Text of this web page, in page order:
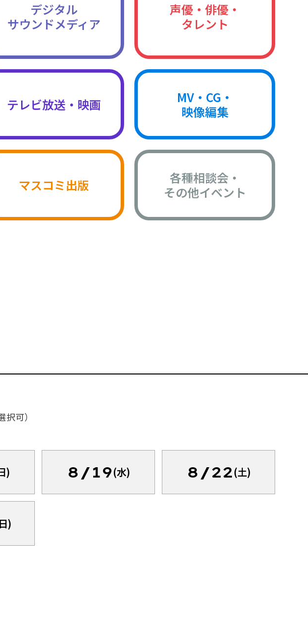
デジタル
サウンドメディア
声優・俳優・
タレント
テレビ放送・映画
MV・CG・
映像編集
マスコミ出版
各種相談会・
その他イベント
可）
) 8/19(水) 8/22(土)
)